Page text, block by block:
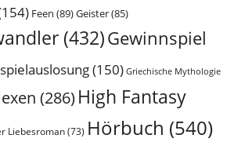
Feen (89)Geister(85)
(432)Gewinnspiel
(150) Griechische Mythologie
(286) High Fantasy
Liebesroman(73) Hörbuch (540)